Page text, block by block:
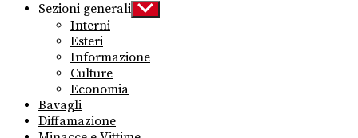
Sezioni generali Show
sub
Interni
Esteri
Informazione
Culture
Economia
Bavagli
Diffamazione